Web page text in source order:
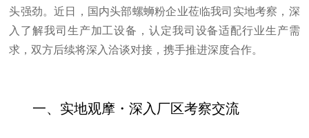
头强劲。近日，国内头部螺蛳粉企业莅临我司实地考察，深
入了解我司生产加工设备，认定我司设备适配行业生产需
求，双方后续将深入洽谈对接，携手推进深度合作。
一、实地观摩・深入厂区考察交流